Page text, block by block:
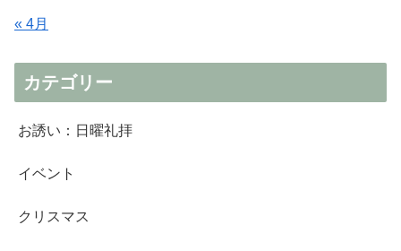
« 4月
カテゴリー
お誘い：日曜礼拝
イベント
クリスマス